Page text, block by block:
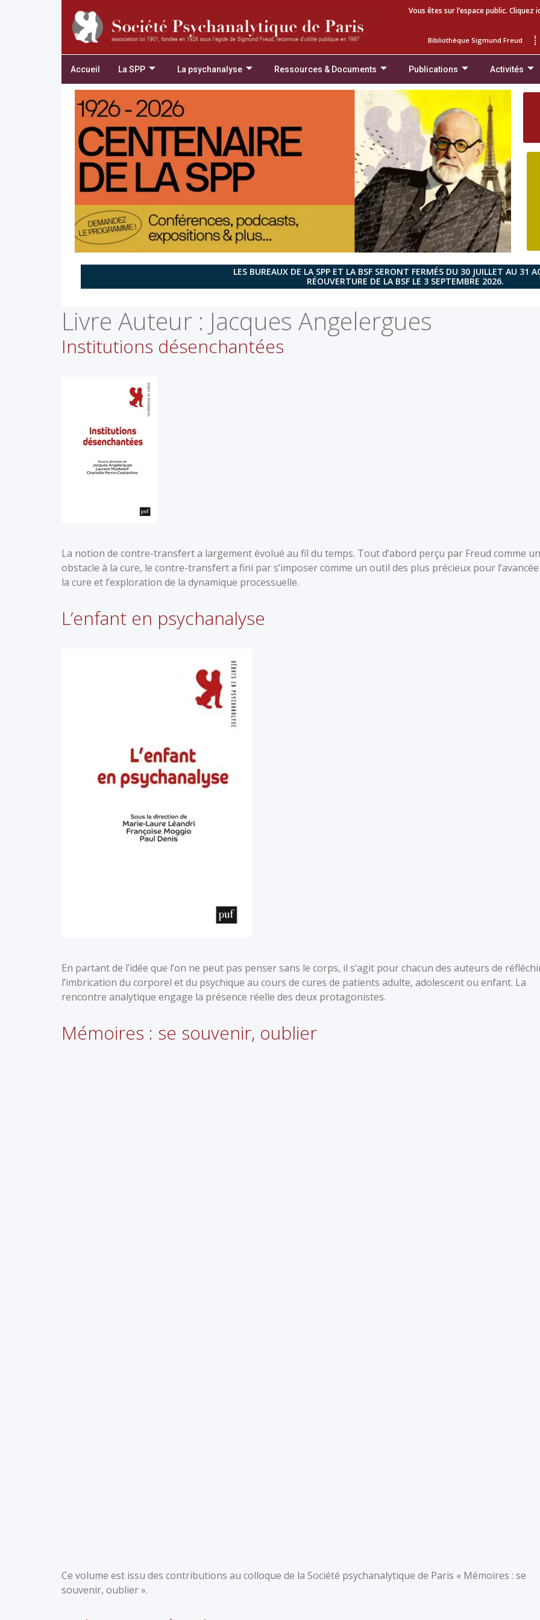
Vous êtes sur l’espace public.
Bibliothèque Sigmund Freud
Accueil La SPP La psychanalyse Ressources & Documents Publications Activités
LES BUREAUX DE LA SPP ET LA BSF SERONT FERMÉS DU 30 JUILLET AU 31
RÉOUVERTURE DE LA BSF LE 3 SEPTEMBRE 2026.
Livre Auteur : Jacques Angelergues
Institutions désenchantées
La notion de contre-transfert a largement évolué au fil du temps. Tout d’abord perçu par Freud comme un
obstacle à la cure, le contre-transfert a fini par s’imposer comme un outil des plus précieux pour
la cure et l’exploration de la dynamique processuelle.
L’enfant en psychanalyse
En partant de l’idée que l’on ne peut pas penser sans le corps, il s’agit pour chacun des auteurs de
l’imbrication du corporel et du psychique au cours de cures de patients adulte, adolescent ou enfant. La
rencontre analytique engage la présence réelle des deux protagonistes.
Mémoires : se souvenir, oublier
Ce volume est issu des contributions au colloque de la Société psychanalytique de Paris « Mémoires : se
souvenir, oublier ».